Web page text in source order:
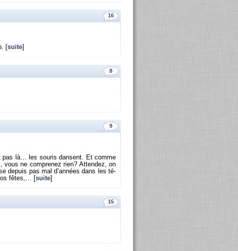
16
[suite]
8
9
pas là… les sou­ris dansent. Et comme
vous ne com­pre­nez rien? At­ten­dez, on
de­puis pas mal d’an­nées dans les té­
fêtes,… [suite]
15